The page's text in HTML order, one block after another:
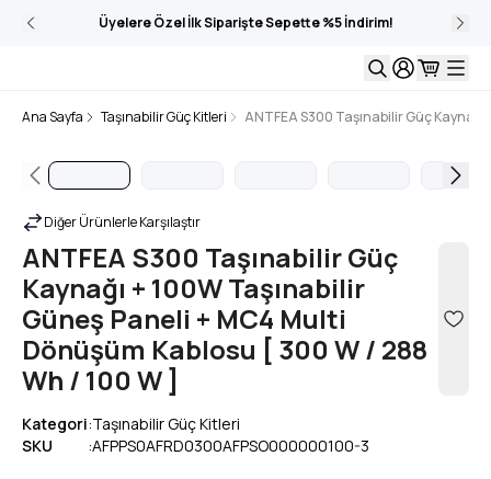
Üyelere Özel İlk Siparişte Sepette %5 İndirim!
Ana Sayfa Taşınabilir Güç Kitleri ANTFEA S300 Taşınabilir Güç
Diğer Ürünlerle Karşılaştır
ANTFEA S300 Taşınabilir Güç
Kaynağı + 100W Taşınabilir
Güneş Paneli + MC4 Multi
Dönüşüm Kablosu [ 300 W / 288
Wh / 100 W ]
Kategori:Taşınabilir Güç Kitleri
SKU
:AFPPS0AFRD0300AFPSO000000100-3